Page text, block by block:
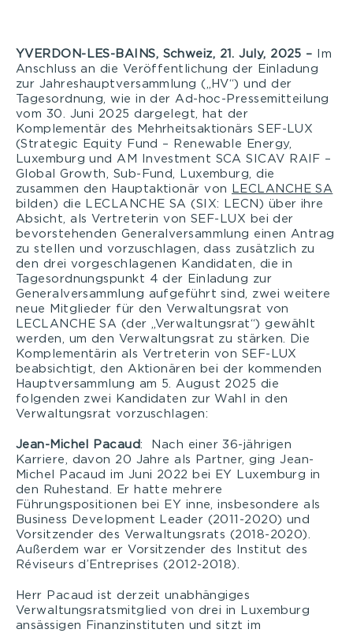
YVERDON-LES-BAINS, Schweiz, 21. July, 2025 –
Im
Anschluss an die Veröffentlichung der Einladung
zur Jahreshauptversammlung („HV“) und der
Tagesordnung, wie in der Ad-hoc-Pressemitteilung
vom 30. Juni 2025 dargelegt, hat der
Komplementär des Mehrheitsaktionärs SEF-LUX
(Strategic Equity Fund – Renewable Energy,
Luxemburg und AM Investment SCA SICAV RAIF –
Global Growth, Sub-Fund, Luxemburg, die
zusammen den Hauptaktionär von
LECLANCHE SA
bilden) die LECLANCHE SA (SIX: LECN) über ihre
Absicht, als Vertreterin von SEF-LUX bei der
bevorstehenden Generalversammlung einen Antrag
zu stellen und vorzuschlagen, dass zusätzlich zu
den drei vorgeschlagenen Kandidaten, die in
Tagesordnungspunkt 4 der Einladung zur
Generalversammlung aufgeführt sind, zwei weitere
neue Mitglieder für den Verwaltungsrat von
LECLANCHE SA (der „Verwaltungsrat“) gewählt
werden, um den Verwaltungsrat zu stärken. Die
Komplementärin als Vertreterin von SEF-LUX
beabsichtigt, den Aktionären bei der kommenden
Hauptversammlung am 5. August 2025 die
folgenden zwei Kandidaten zur Wahl in den
Verwaltungsrat vorzuschlagen:
Jean-Michel Pacaud: Nach einer 36-jährigen
Karriere, davon 20 Jahre als Partner, ging Jean-
Michel Pacaud im Juni 2022 bei EY Luxemburg in
den Ruhestand. Er hatte mehrere
Führungspositionen bei EY inne, insbesondere als
Business Development Leader (2011-2020) und
Vorsitzender des Verwaltungsrats (2018-2020).
Außerdem war er Vorsitzender des Institut des
Réviseurs d’Entreprises (2012-2018).
Herr Pacaud ist derzeit unabhängiges
Verwaltungsratsmitglied von drei in Luxemburg
ansässigen Finanzinstituten und sitzt im